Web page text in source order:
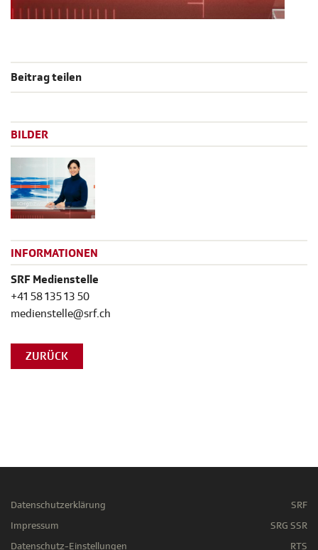
Beitrag teilen
BILDER
INFORMATIONEN
SRF Medienstelle
+41 58 135 13 50
medienstelle@srf.ch
ZURÜCK
Datenschutzerklärung
Impressum
Datenschutz-Einstellungen
SRF
SRG SSR
RTS